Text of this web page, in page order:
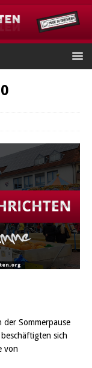
der Sommerpause
sich
von